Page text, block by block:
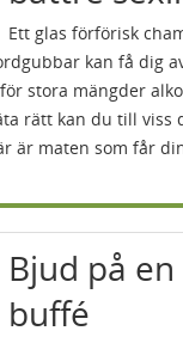
Ett glas förförisk
kan få dig
stora mängder
rätt kan du till viss
är maten som får
Bjud på
buffé